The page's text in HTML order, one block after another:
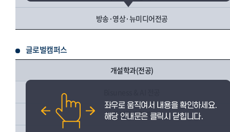
방송·영상·뉴미디어전공
글로벌캠퍼스
개설학과(전공)
국제금융학과